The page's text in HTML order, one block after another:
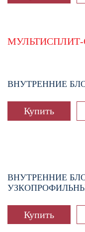
ВНУТРЕННИЕ
Купить
ВНУТРЕННИЕ
Купить